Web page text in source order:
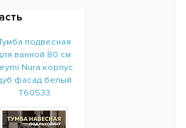
подвесная
ванной 80 см
Nura корпус
фасад белый
T60533